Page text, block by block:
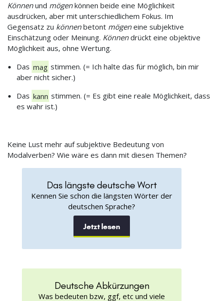
Könnenund mögenkönnen beide eine Möglichkeit
ausdrücken, aber mit unterschiedlichem Fokus. Im
Gegensatz zu könnenbetont mögeneine subjektive
Einschätzung oder Meinung. Könnendrückt eine objektive
Möglichkeit aus, ohne Wertung.
Das mag stimmen. (= Ich halte das für möglich, bin mir
aber nicht sicher.)
Das kann stimmen. (= Es gibt eine reale Möglichkeit, dass
es wahr ist.)
Keine Lust mehr auf subjektive Bedeutung von
Modalverben? Wie wäre es dann mit diesen Themen?
Das längste deutsche Wort
Kennen Sie schon die längsten Wörter der
deutschen Sprache?
Jetzt lesen
Deutsche Abkürzungen
Was bedeuten bzw, ggf, etc und viele